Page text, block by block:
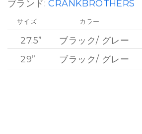
ブランド:CRANKBROTHERS
サイズ
27.5”
29”
カラー
ブラック/ グレー
ブラック/ グレー